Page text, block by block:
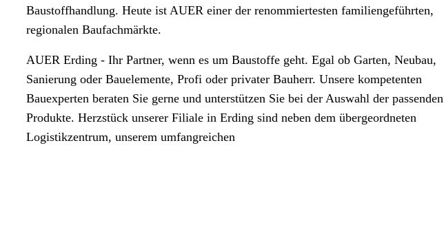
Baustoffhandlung. Heute ist AUER einer der renommiertesten familiengeführten,
regionalen Baufachmärkte.
AUER Erding - Ihr Partner, wenn es um Baustoffe geht. Egal ob Garten, Neubau,
Sanierung oder Bauelemente, Profi oder privater Bauherr. Unsere kompetenten
Bauexperten beraten Sie gerne und unterstützen Sie bei der Auswahl der passenden
Produkte. Herzstück unserer Filiale in Erding sind neben dem übergeordneten
Logistikzentrum, unserem umfangreichen